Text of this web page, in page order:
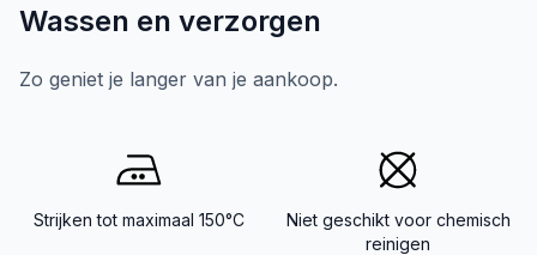
Wassen en verzorgen
Zo geniet je langer van je aankoop.
Strijken tot maximaal 150°C
Niet geschikt voor chemisch
reinigen